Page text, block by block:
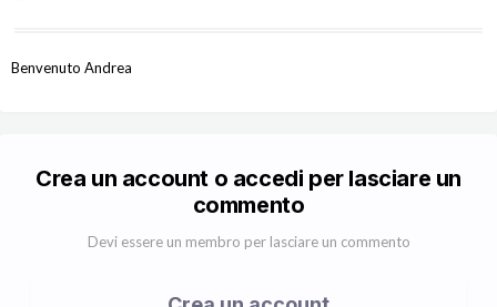
Benvenuto Andrea
Crea un account o accedi per lasciare un
commento
Devi essere un membro per lasciare un commento